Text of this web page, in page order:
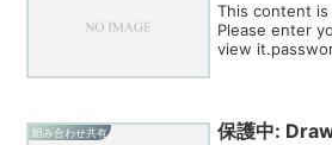
This content
Please enter
view
組み合わせ共有 保護中: